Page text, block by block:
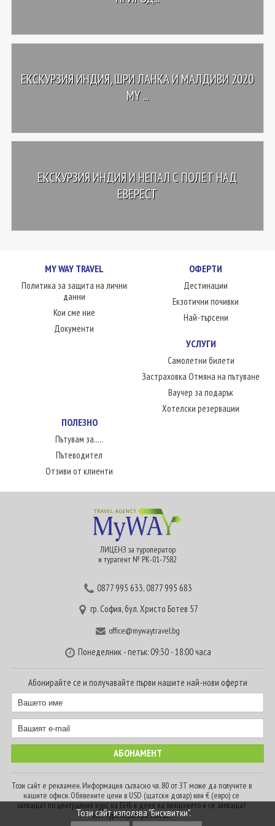
ЕКСКУРЗИЯ ИНДИЯ, ШРИ ЛАНКА И МАЛДИВИ 2020
MY ...
ЕКСКУРЗИЯ ИНДИЯ И НЕПАЛ С ПОЛЕТ НАД
ЕВЕРЕСТ
MY WAY TRAVEL
Политика за защита на лични
данни
Кои сме ние
Документи
ОФЕРТИ
Дестинации
Екзотични почивки
Най-търсени
УСЛУГИ
Самолетни билети
Застраховка Отмяна на пътуване
Ваучер за подарък
Хотелски резервации
ПОЛЕЗНО
Пътувам за.....
Пътеводител
Отзиви от клиенти
ЛИЦЕНЗ за туроператор
и турагент № РК-01-7582
0877 995 633,0877 995 683
гр. София, бул. Христо Ботев 57
office@mywaytravel.bg
Понеделник - петък: 09:30 - 18:00 часа
Абонирайте се и получавайте първи нашите най-нови оферти
Този сайт е рекламен. Информация съгласно чл. 80 от ЗТ може да получите в
нашите офиси. Обявените цени в USD (щатски долар) или € (евро) се
заплащат по централния курс на БНБ в деня на плащането и се заплащат
към туроператора в лева.
Този сайт използва "Бисквитки".